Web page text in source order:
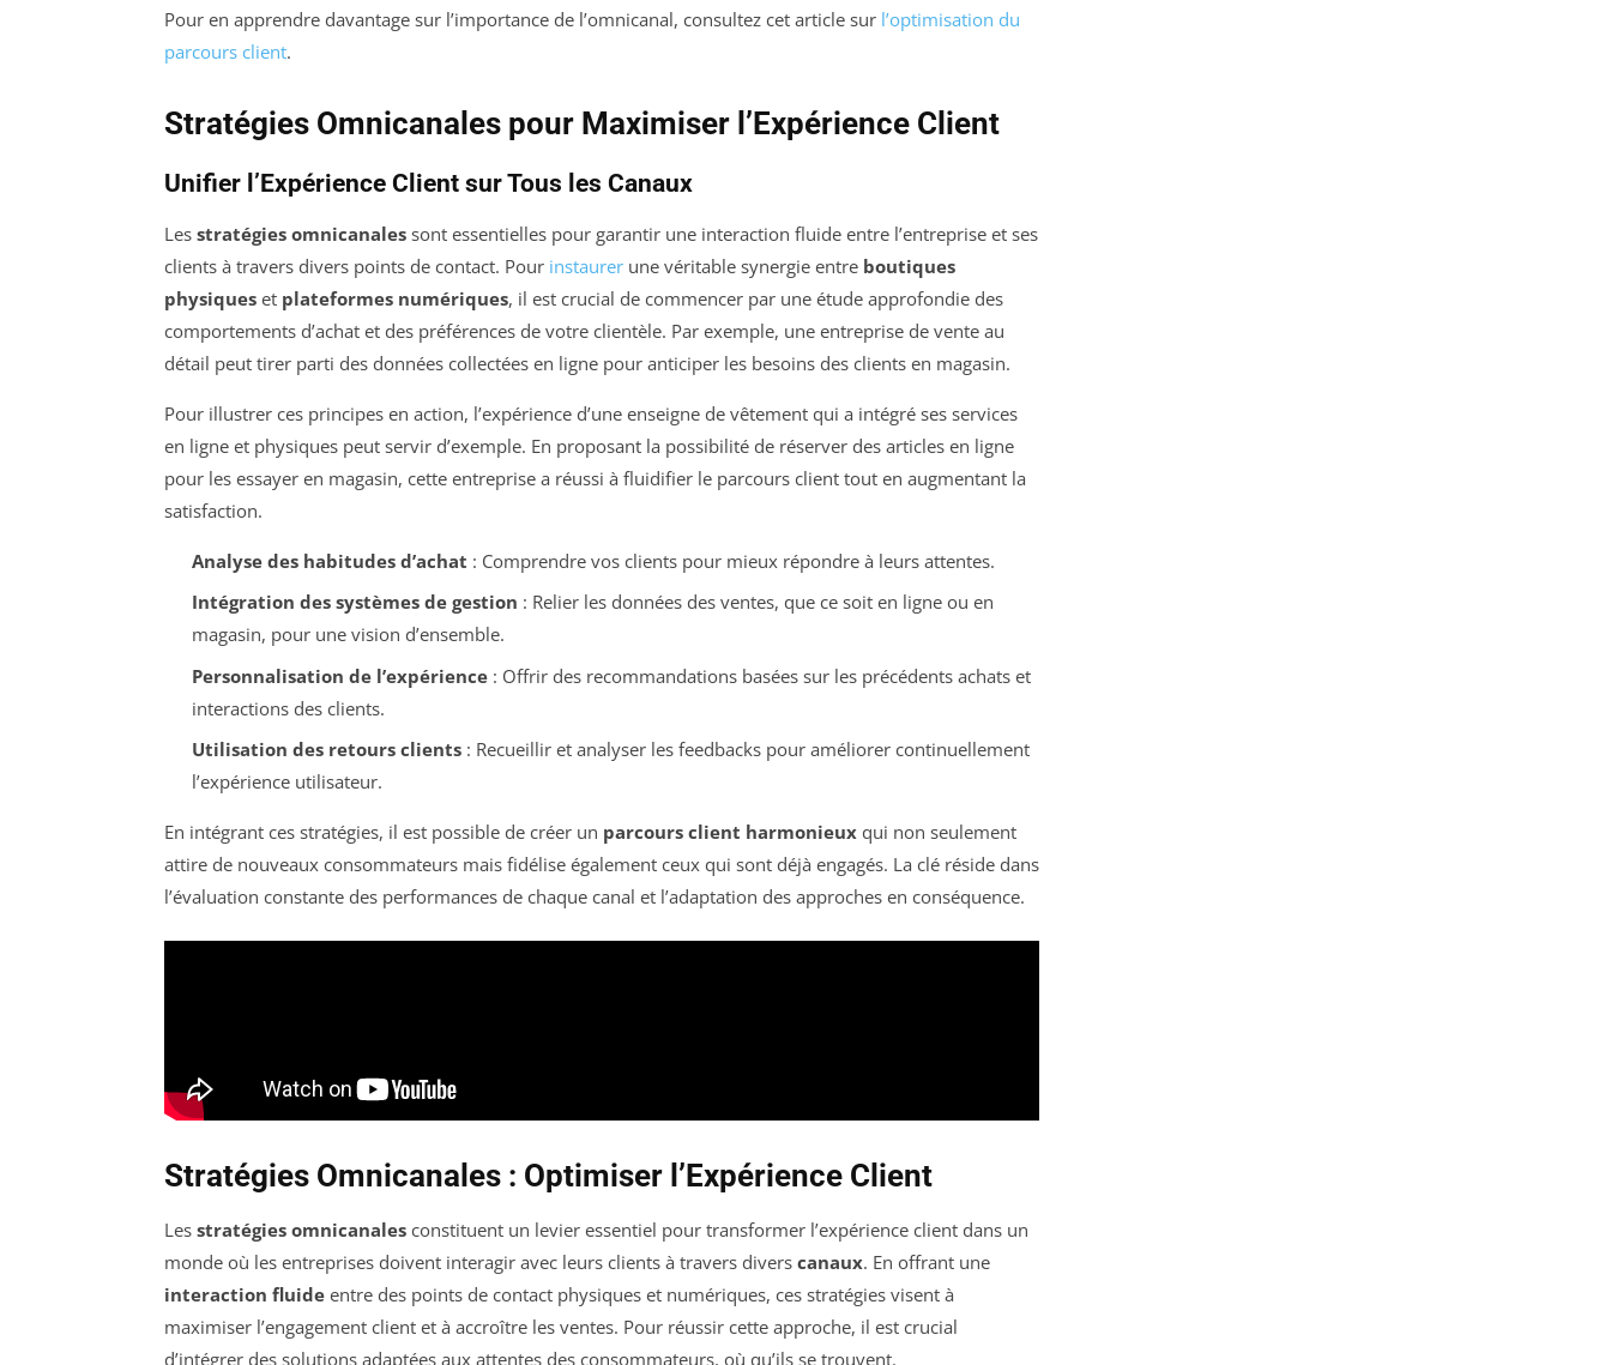
Pour en apprendre davantage sur l’importance de l’omnicanal, consultez cet article sur l’optimisation du
parcours client.
Stratégies Omnicanales pour Maximiser l’Expérience Client
Unifier l’Expérience Client sur Tous les Canaux
Les stratégies omnicanales sont essentielles pour garantir une interaction fluide entre l’entreprise et ses
clients à travers divers points de contact. Pour instaurer une véritable synergie entre boutiques
physiques et plateformes numériques, il est crucial de commencer par une étude approfondie des
comportements d’achat et des préférences de votre clientèle. Par exemple, une entreprise de vente au
détail peut tirer parti des données collectées en ligne pour anticiper les besoins des clients en magasin.
Pour illustrer ces principes en action, l’expérience d’une enseigne de vêtement qui a intégré ses services
en ligne et physiques peut servir d’exemple. En proposant la possibilité de réserver des articles en ligne
pour les essayer en magasin, cette entreprise a réussi à fluidifier le parcours client tout en augmentant la
satisfaction.
Analyse des habitudes d’achat : Comprendre vos clients pour mieux répondre à leurs attentes.
Intégration des systèmes de gestion : Relier les données des ventes, que ce soit en ligne ou en
magasin, pour une vision d’ensemble.
Personnalisation de l’expérience: Offrir des recommandations basées sur les précédents achats et
interactions des clients.
Utilisation des retours clients: Recueillir et analyser les feedbacks pour améliorer continuellement
l’expérience utilisateur.
En intégrant ces stratégies, il est possible de créer un parcours client harmonieux qui non seulement
attire de nouveaux consommateurs mais fidélise également ceux qui sont déjà engagés. La clé réside dans
l’évaluation constante des performances de chaque canal et l’adaptation des approches en conséquence.
Stratégies Omnicanales : Optimiser l’Expérience Client
Les stratégies omnicanales constituent un levier essentiel pour transformer l’expérience client dans un
monde où les entreprises doivent interagir avec leurs clients à travers divers canaux. En offrant une
interaction fluide entre des points de contact physiques et numériques, ces stratégies visent à
maximiser l’engagement client et à accroître les ventes. Pour réussir cette approche, il est crucial
d’intégrer des solutions adaptées aux attentes des consommateurs, où qu’ils se trouvent.